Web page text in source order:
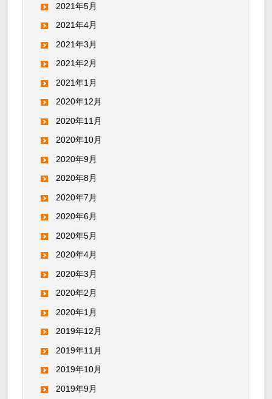
2021年5月
2021年4月
2021年3月
2021年2月
2021年1月
2020年12月
2020年11月
2020年10月
2020年9月
2020年8月
2020年7月
2020年6月
2020年5月
2020年4月
2020年3月
2020年2月
2020年1月
2019年12月
2019年11月
2019年10月
2019年9月